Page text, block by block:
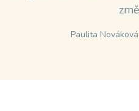
Bublinková píseň odvahy
Pohádka
Paulita